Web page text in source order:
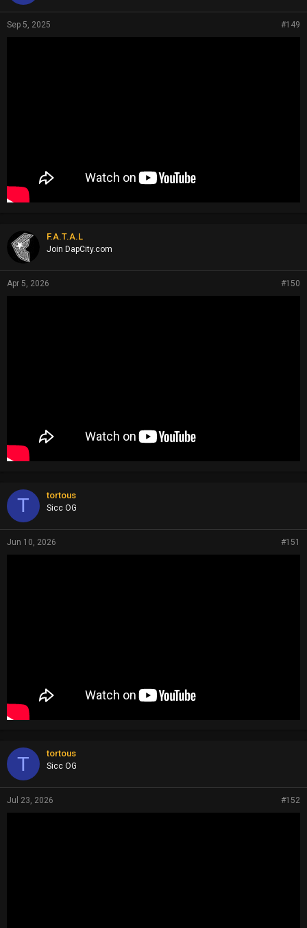
Sep 5, 2025 #149
F.A.T.A.L
Join DapCity.com
Apr 5, 2026 #150
T tortous
Sicc OG
Jun 10, 2026 #151
T tortous
Sicc OG
Jul 23, 2026 #152